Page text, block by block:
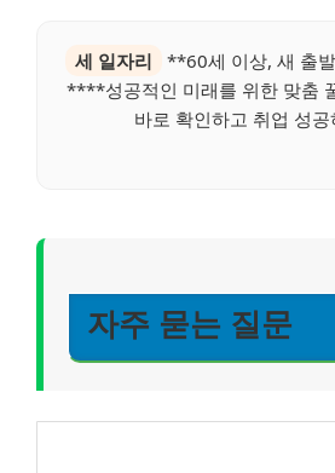
세 일자리
**60세 이상, 새 출
****성공적인 미래를 위한 맞춤
바로 확인하고 취업 성
자주 묻는 질문